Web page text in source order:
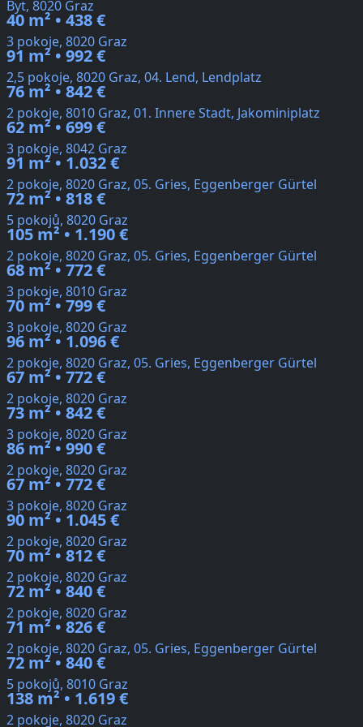
Byt, 8020 Graz
40 m² • 438 €
3 pokoje, 8020 Graz
91 m² • 992 €
2,5 pokoje, 8020 Graz, 04. Lend, Lendplatz
76 m² • 842 €
2 pokoje, 8010 Graz, 01. Innere Stadt, Jakominiplatz
62 m² • 699 €
3 pokoje, 8042 Graz
91 m² • 1.032 €
2 pokoje, 8020 Graz, 05. Gries, Eggenberger Gürtel
72 m² • 818 €
5 pokojů, 8020 Graz
105 m² • 1.190 €
2 pokoje, 8020 Graz, 05. Gries, Eggenberger Gürtel
68 m² • 772 €
3 pokoje, 8010 Graz
70 m² • 799 €
3 pokoje, 8020 Graz
96 m² • 1.096 €
2 pokoje, 8020 Graz, 05. Gries, Eggenberger Gürtel
67 m² • 772 €
2 pokoje, 8020 Graz
73 m² • 842 €
3 pokoje, 8020 Graz
86 m² • 990 €
2 pokoje, 8020 Graz
67 m² • 772 €
3 pokoje, 8020 Graz
90 m² • 1.045 €
2 pokoje, 8020 Graz
70 m² • 812 €
2 pokoje, 8020 Graz
72 m² • 840 €
2 pokoje, 8020 Graz
71 m² • 826 €
2 pokoje, 8020 Graz, 05. Gries, Eggenberger Gürtel
72 m² • 840 €
5 pokojů, 8010 Graz
138 m² • 1.619 €
2 pokoje, 8020 Graz